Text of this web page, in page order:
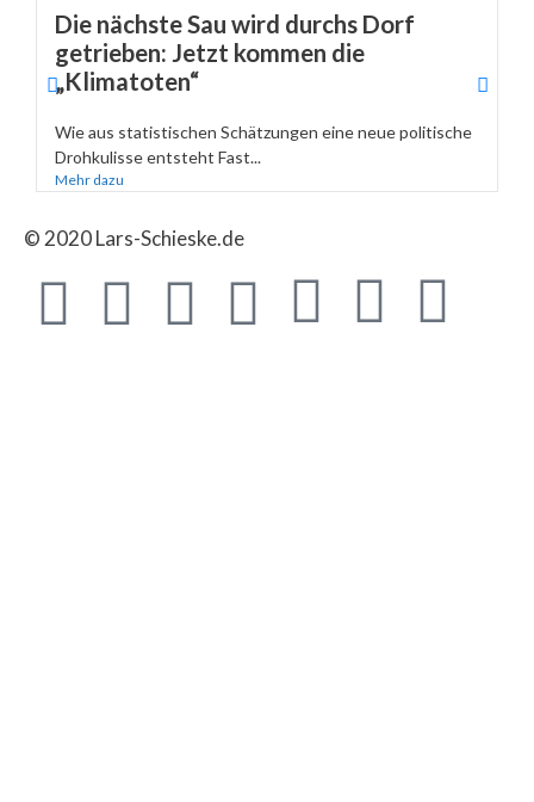
Die nächste Sau wird durchs Dorf
getrieben: Jetzt kommen die
„Klimatoten“
Wie aus statistischen Schätzungen eine neue politische
Drohkulisse entsteht Fast...
Mehr dazu
© 2020 Lars-Schieske.de